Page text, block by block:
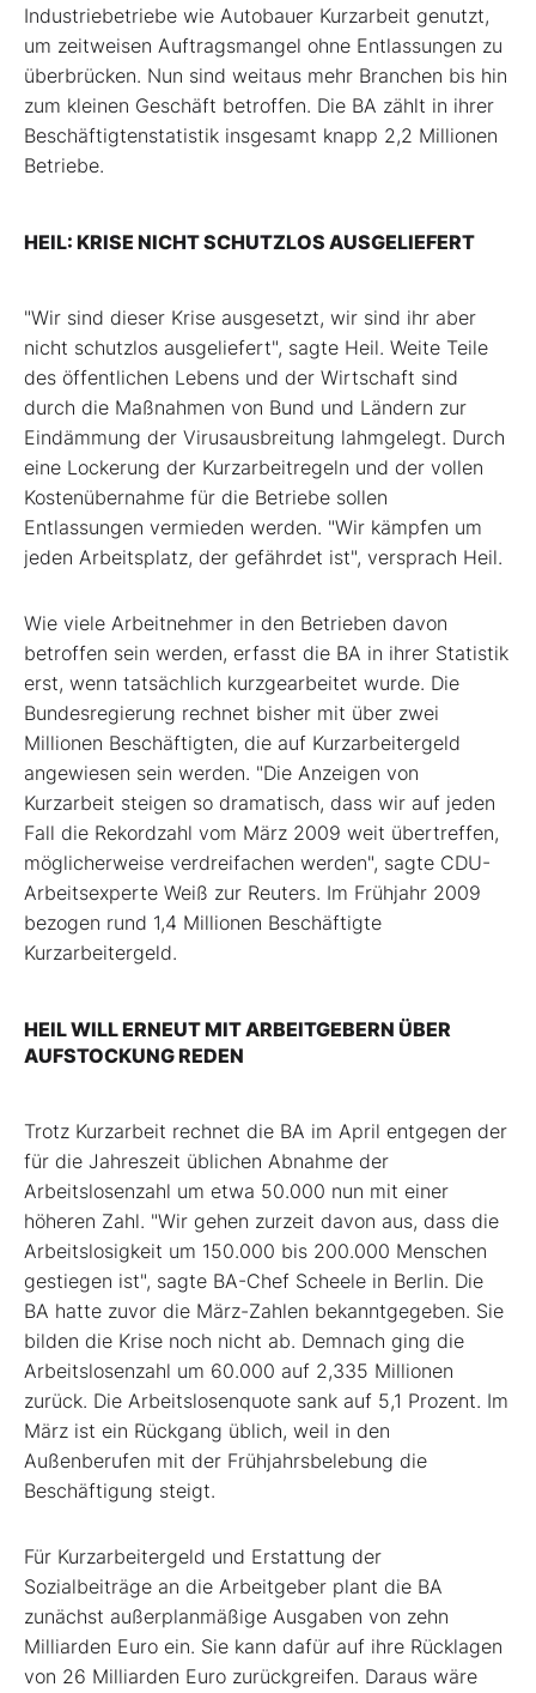
Industriebetriebe wie Autobauer Kurzarbeit genutzt,
um zeitweisen Auftragsmangel ohne Entlassungen zu
überbrücken. Nun sind weitaus mehr Branchen bis hin
zum kleinen Geschäft betroffen. Die BA zählt in ihrer
Beschäftigtenstatistik insgesamt knapp 2,2 Millionen
Betriebe.
HEIL: KRISE NICHT SCHUTZLOS AUSGELIEFERT
"Wir sind dieser Krise ausgesetzt, wir sind ihr aber
nicht schutzlos ausgeliefert", sagte Heil. Weite Teile
des öffentlichen Lebens und der Wirtschaft sind
durch die Maßnahmen von Bund und Ländern zur
Eindämmung der Virusausbreitung lahmgelegt. Durch
eine Lockerung der Kurzarbeitregeln und der vollen
Kostenübernahme für die Betriebe sollen
Entlassungen vermieden werden. "Wir kämpfen um
jeden Arbeitsplatz, der gefährdet ist", versprach Heil.
Wie viele Arbeitnehmer in den Betrieben davon
betroffen sein werden, erfasst die BA in ihrer Statistik
erst, wenn tatsächlich kurzgearbeitet wurde. Die
Bundesregierung rechnet bisher mit über zwei
Millionen Beschäftigten, die auf Kurzarbeitergeld
angewiesen sein werden. "Die Anzeigen von
Kurzarbeit steigen so dramatisch, dass wir auf jeden
Fall die Rekordzahl vom März 2009 weit übertreffen,
möglicherweise verdreifachen werden", sagte CDU-
Arbeitsexperte Weiß zur Reuters. Im Frühjahr 2009
bezogen rund 1,4 Millionen Beschäftigte
Kurzarbeitergeld.
HEIL WILL ERNEUT MIT ARBEITGEBERN ÜBER
AUFSTOCKUNG REDEN
Trotz Kurzarbeit rechnet die BA im April entgegen der
für die Jahreszeit üblichen Abnahme der
Arbeitslosenzahl um etwa 50.000 nun mit einer
höheren Zahl. "Wir gehen zurzeit davon aus, dass die
Arbeitslosigkeit um 150.000 bis 200.000 Menschen
gestiegen ist", sagte BA-Chef Scheele in Berlin. Die
BA hatte zuvor die März-Zahlen bekanntgegeben. Sie
bilden die Krise noch nicht ab. Demnach ging die
Arbeitslosenzahl um 60.000 auf 2,335 Millionen
zurück. Die Arbeitslosenquote sank auf 5,1 Prozent. Im
März ist ein Rückgang üblich, weil in den
Außenberufen mit der Frühjahrsbelebung die
Beschäftigung steigt.
Für Kurzarbeitergeld und Erstattung der
Sozialbeiträge an die Arbeitgeber plant die BA
zunächst außerplanmäßige Ausgaben von zehn
Milliarden Euro ein. Sie kann dafür auf ihre Rücklagen
von 26 Milliarden Euro zurückgreifen. Daraus wäre